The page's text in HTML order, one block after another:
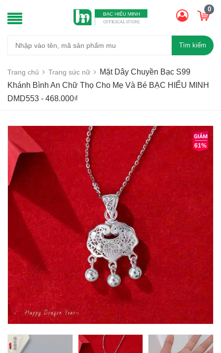
0
Tìm kiếm
Trang chủ Trang sức nữ
Mặt Dây Chuyền Bạc S99
Khánh Bình An Chữ Thọ Cho Mẹ Và Bé BẠC HIỂU MINH
DMD553 - 468.000₫
61%